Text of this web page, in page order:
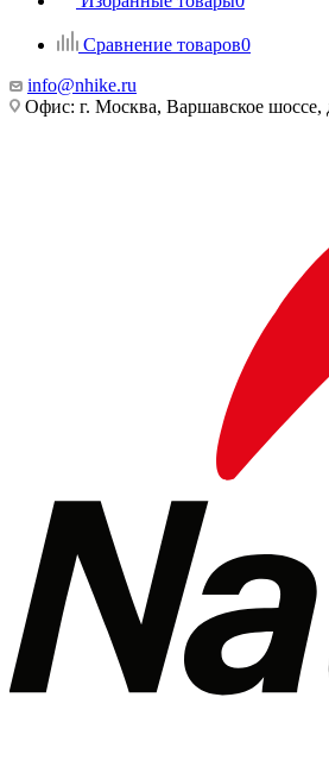
Сравнение товаров0
info@nhike.ru
Офис: г. Москва, Варшавское шоссе,